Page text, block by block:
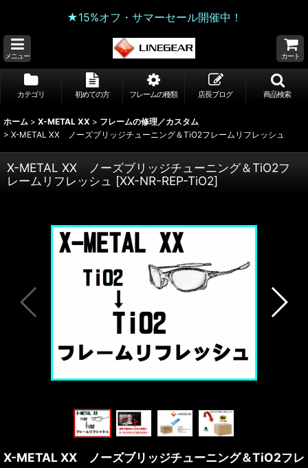
★15%オフ・サマーセール開催中！
メニュー カート
カテゴリ 初めての方 フレームの種類 店長ブログ 商品検索
ホーム > X-METAL XX > フレームの修理／カスタム
> X-METAL XX ノーズブリッジチューニング＆TiO2フレームリフレッシュ
X-METAL XX ノーズブリッジチューニング＆TiO2フ
レームリフレッシュ [XX-NR-REP-TiO2]
X-METAL XX ノーズブリッジチューニング＆TiO2フレ